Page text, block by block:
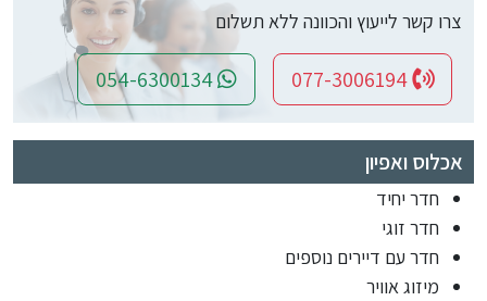
צרו קשר לייעוץ והכוונה ללא תשלום
אכלוס ואפיון
חדר יחיד
חדר זוגי
חדר עם דיירים נוספים
מיזוג אוויר